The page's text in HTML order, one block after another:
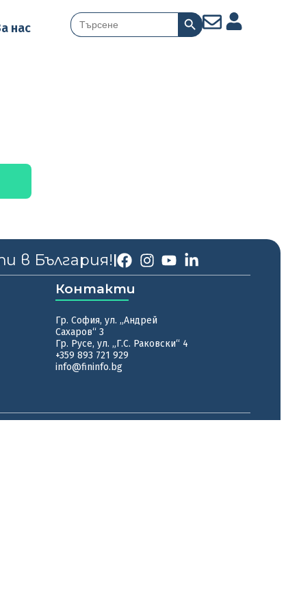
нас
Search
for:
Search Button
в България!|
Контакти
Гр. София, ул. „Андрей
Сахаров“ 3
Гр. Русе, ул. „Г.С. Раковски“ 4
+359 893 721 929
info@fininfo.bg